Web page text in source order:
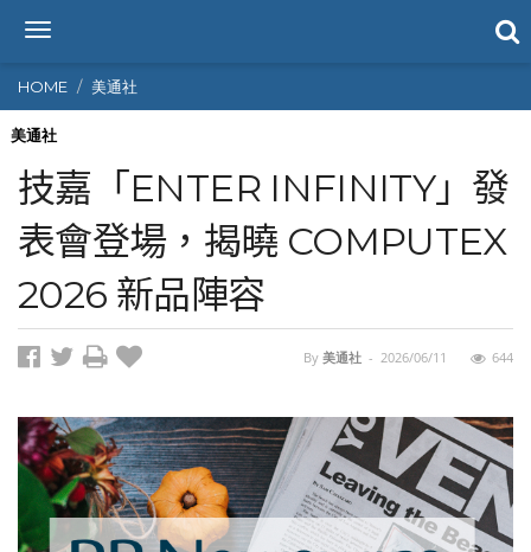
T
g
g
l
n
a
v
i
g
a
t
HOME 美通社
美通社
技嘉「ENTER INFINITY」發
表會登場，揭曉 COMPUTEX
2026 新品陣容
By 美通社 - 2026/06/11 644